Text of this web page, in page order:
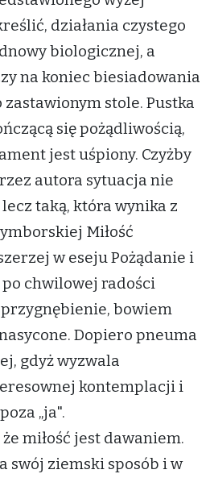
działania czystego
biologicznej, a
na koniec biesiadowania
stole. Pustka
się pożądliwością,
jest uśpiony. Czyżby
autora sytuacja nie
lecz taką, która wynika z
Miłość
w eseju Pożądanie i
po chwilowej radości
bowiem
Dopiero pneuma
gdyż wyzwala
kontemplacji i
„ja".
miłość jest dawaniem.
swój ziemski sposób i w